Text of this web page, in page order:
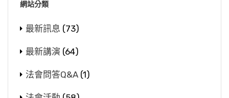
網站分類
最新訊息 (73)
最新講演 (64)
法會問答Q&A (1)